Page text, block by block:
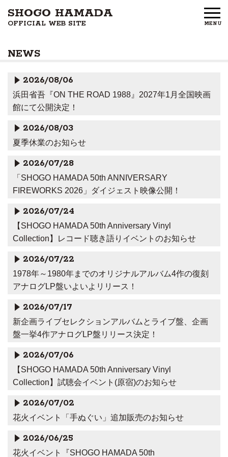
SHOGO HAMADA
OFFICIAL WEB SITE MENU
DISCOGRAPHY
FREE MEMBERS
NEWS
2026/08/06
浜田省吾『ON THE ROAD 1988』2027年1月全国映画
館にて公開決定！
2026/08/03
夏季休業のお知らせ
2026/07/28
「SHOGO HAMADA 50th ANNIVERSARY
FIREWORKS 2026」ダイジェスト映像公開！
2026/07/24
【SHOGO HAMADA 50th Anniversary Vinyl
Collection】レコード聴き語りイベントのお知らせ
2026/07/22
1978年～1980年までのオリジナルアルバム4作の復刻
アナログLP盤いよいよリリース！
2026/07/17
新企画ライブセレクションアルバムとライブ盤、企画
盤一挙4作アナログLP盤リリース決定！
2026/07/06
【SHOGO HAMADA 50th Anniversary Vinyl
Collection】試聴会イベント(原宿)のお知らせ
2026/07/02
花火イベント「手ぬぐい」追加販売のお知らせ
2026/06/25
花火イベント『SHOGO HAMADA 50th